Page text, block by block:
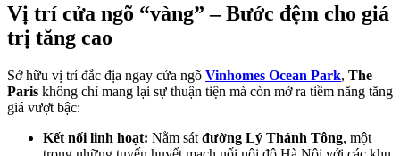
Vị trí cửa ngõ “vàng” – Bước đệm cho giá
trị tăng cao
Sở hữu vị trí đắc địa ngay cửa ngõ Vinhomes Ocean Park, The
Paris không chỉ mang lại sự thuận tiện mà còn mở ra tiềm năng tăng
giá vượt bậc:
Kết nối linh hoạt: Nằm sát đường Lý Thánh Tông, một